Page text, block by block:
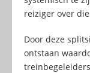
reiziger over
Door deze
ontstaan